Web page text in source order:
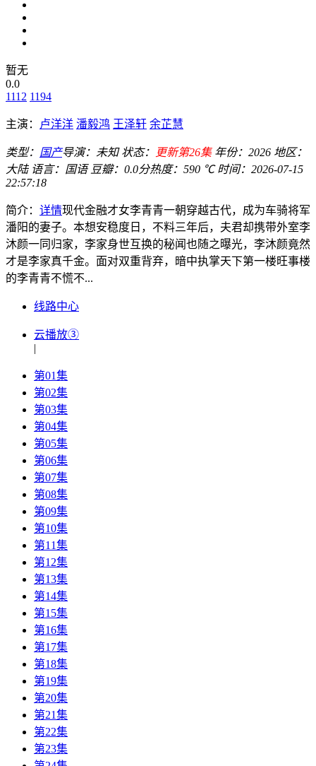
暂无
0.0
1112 1194
主演： 卢洋洋 潘毅鸿 王泽轩 余芷慧
类型： 国产导演： 未知 状态： 更新第26集 年份： 2026 地区：
大陆 语言： 国语 豆瓣：0.0分热度：590 ℃ 时间： 2026-07-15
22:57:18
简介： 详情现代金融才女李青青一朝穿越古代，成为车骑将军
潘阳的妻子。本想安稳度日，不料三年后，夫君却携带外室李
沐颜一同归家，李家身世互换的秘闻也随之曝光，李沐颜竟然
才是李家真千金。面对双重背弃，暗中执掌天下第一楼旺事楼
的李青青不慌不...
线路中心
云播放③
|
第01集
第02集
第03集
第04集
第05集
第06集
第07集
第08集
第09集
第10集
第11集
第12集
第13集
第14集
第15集
第16集
第17集
第18集
第19集
第20集
第21集
第22集
第23集